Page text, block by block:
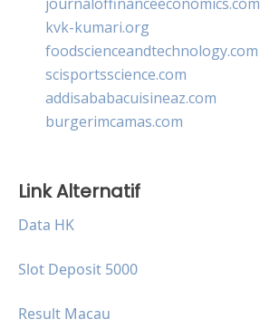
kvk-kumari.org
foodscienceandtechnology.com
scisportsscience.com
addisababacuisineaz.com
burgerimcamas.com
Link Alternatif
Data HK
Slot Deposit 5000
Result Macau